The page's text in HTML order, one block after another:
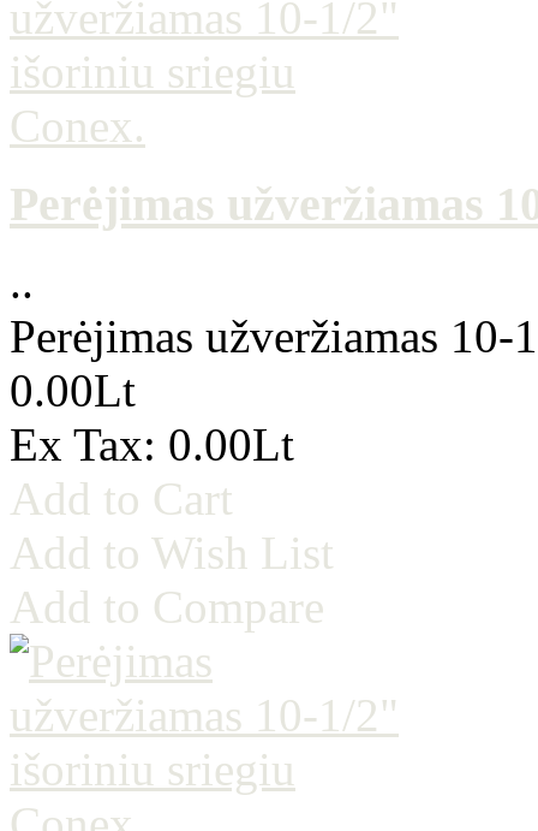
Perėjimas užveržiamas
..
Perėjimas užveržiamas
0.00Lt
Ex Tax: 0.00Lt
Add to Cart
Add to Wish List
Add to Compare